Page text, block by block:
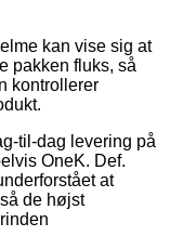
kan vise sig at
pakken fluks, så
kontrollerer
til-dag levering på
OneK. Def.
at
de højst